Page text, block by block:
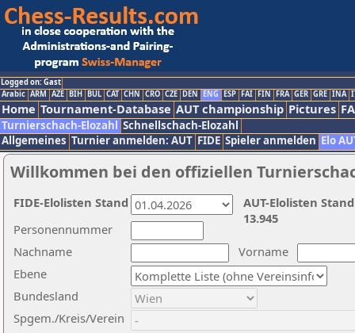
Logged on: Gast
Arabic ARM AZE BIH BUL CAT CHN CRO CZE DEN ENG ESP FAI FIN FRA GER GRE INA
Home Tournament-Database AUT championship Pictures
Turnierschach-Elozahl Schnellschach-Elozahl
Allgemeines Turnier anmelden: AUT FIDE Spieler anmelden Elo
Willkommen bei den offiziellen
Nachname
Vorname
Ebene
Personennummer
Bundesland
Spgem./Kreis/Verein
AUT-Elolisten
13.945
FIDE-Elolisten Stand